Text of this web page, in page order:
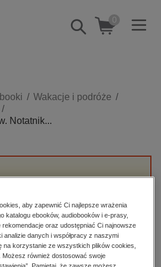
Pokaż/schowaj
wyszukiwarkę
0
gospodarka
technologie, informatyka
Wakacje i podróże
Notatnik...
aby zapewnić Ci najlepsze wrażenia
katalogu ebooków, audiobooków i e-prasy,
oraz udostępniać Ci najnowsze
analizie danych i współpracy z naszymi
na korzystanie ze wszystkich plików cookies,
Możesz również dostosować swoje